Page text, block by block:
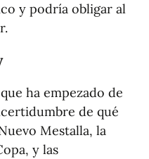
y podría obligar al
ha empezado de
de qué
Mestalla, la
y las